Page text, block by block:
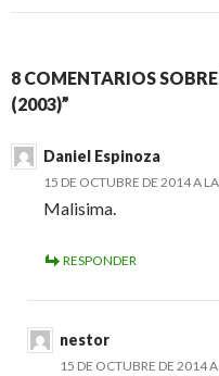
8 COMENTARIOS
(2003)”
Daniel Espinoza
15 DE OCTUBRE DE 2014 A
Malisima.
RESPONDER
nestor
15 DE OCTUBRE DE 2014